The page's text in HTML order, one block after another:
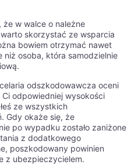
w walce o należne
skorzystać ze wsparcia
bowiem otrzymać nawet
osoba, która samodzielnie
odszkodowawcza oceni
Ci odpowiedniej wysokości
ze wszystkich
Gdy okaże się, że
po wypadku zostało zaniżone
z dodatkowego
poszkodowany powinien
z ubezpieczycielem.